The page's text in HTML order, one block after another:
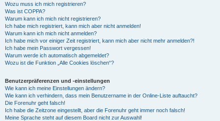
Wozu muss ich mich registrieren?
Was ist COPPA?
Warum kann ich mich nicht registrieren?
Ich habe mich registriert, kann mich aber nicht anmelden!
Warum kann ich mich nicht anmelden?
Ich habe mich vor einiger Zeit registriert, kann mich aber nicht mehr anmelden?!
Ich habe mein Passwort vergessen!
Warum werde ich automatisch abgemeldet?
Wozu ist die Funktion „Alle Cookies löschen“?
Benutzerpräferenzen und -einstellungen
Wie kann ich meine Einstellungen ändern?
Wie kann ich verhindern, dass mein Benutzername in der Online-Liste auftaucht?
Die Forenuhr geht falsch!
Ich habe die Zeitzone eingestellt, aber die Forenuhr geht immer noch falsch!
Meine Sprache steht auf diesem Board nicht zur Auswahl!